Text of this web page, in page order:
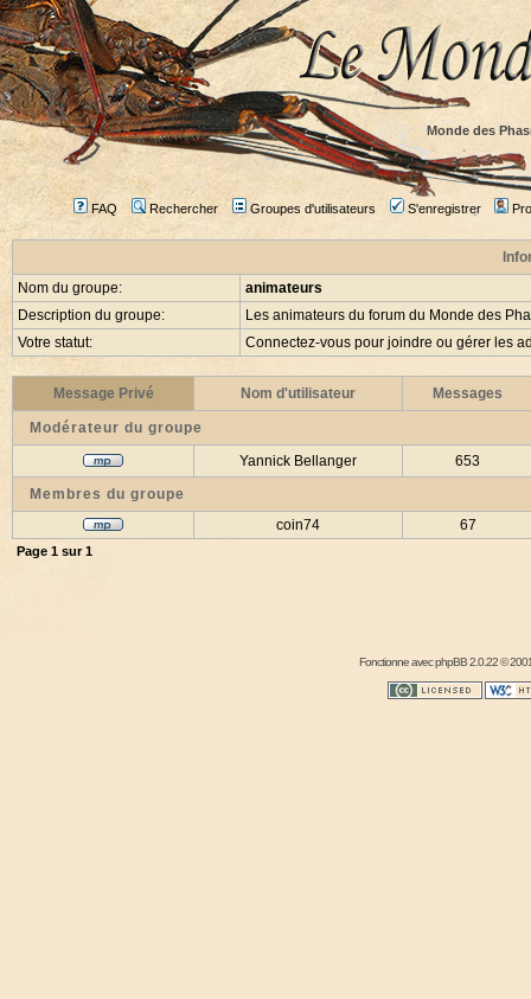
Monde des
FAQ Rechercher Groupes d'utilisateurs S'enregistrer
Nom du groupe:
animateurs
Description du groupe:
Les animateurs du forum du Monde des
Votre statut:
Connectez-vous pour joindre ou gérer les
Message Privé Nom d'utilisateur Messages
Modérateur du groupe
Yannick Bellanger
653
Membres du groupe
coin74
67
Page 1 sur1
Fonctionne avecphpBB2.0.22 ©